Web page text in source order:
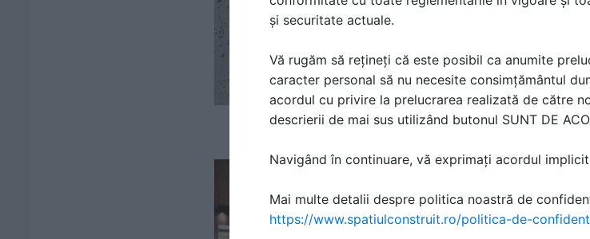
șantier
Pentru a preveni
devenit o soluție
încredere în
Glulam – grinzi
oţel în construcţii
Decolandia |17.05.2022
și securitate actuale.
Vă rugăm să rețineți că este posibil ca anumite
caracter personal să nu necesite consimțământul
acordul cu privire la prelucrarea realizată de către
descrierii de mai sus utilizând butonul SUNT DE
Navigând în continuare, vă exprimați acordul
Mai multe detalii despre politica noastră de
https://www.spatiulconstruit.ro/politica-de-